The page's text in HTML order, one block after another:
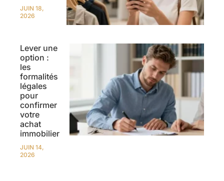
JUIN 18,
2026
Lever une
option :
les
formalités
légales
pour
confirmer
votre
achat
immobilier
JUIN 14,
2026